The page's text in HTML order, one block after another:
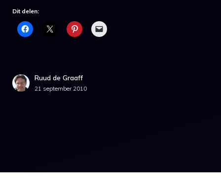
Dit delen:
Ruud de Graaff
21 september 2010